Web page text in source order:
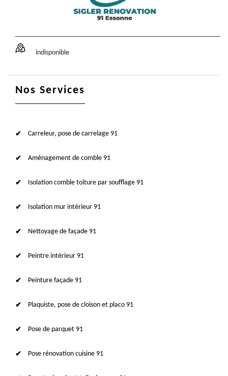
indisponible
Nos Services
Carreleur, pose de carrelage 91
Aménagement de comble 91
Isolation comble toiture par soufflage 91
Isolation mur intérieur 91
Nettoyage de façade 91
Peintre intérieur 91
Peinture façade 91
Plaquiste, pose de cloison et placo 91
Pose de parquet 91
Pose rénovation cuisine 91